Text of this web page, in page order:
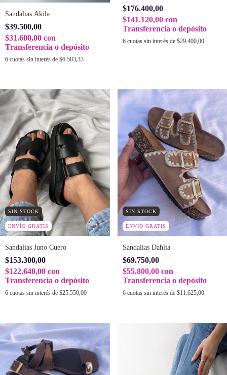
Sandalias Akila
$39.500,00
$31.600,00 con
Transferencia o depósito
6 cuotas sin interés de $6.583,33
$176.400,00
$141.120,00 con
Transferencia o depósito
6 cuotas sin interés de $29.400,00
SIN STOCK
ENVÍO GRATIS
Sandalias Juno Cuero
$153.300,00
$122.640,00 con
Transferencia o depósito
6 cuotas sin interés de $25.550,00
SIN STOCK
ENVÍO GRATIS
Sandalias Dahlia
$69.750,00
$55.800,00 con
Transferencia o depósito
6 cuotas sin interés de $11.625,00